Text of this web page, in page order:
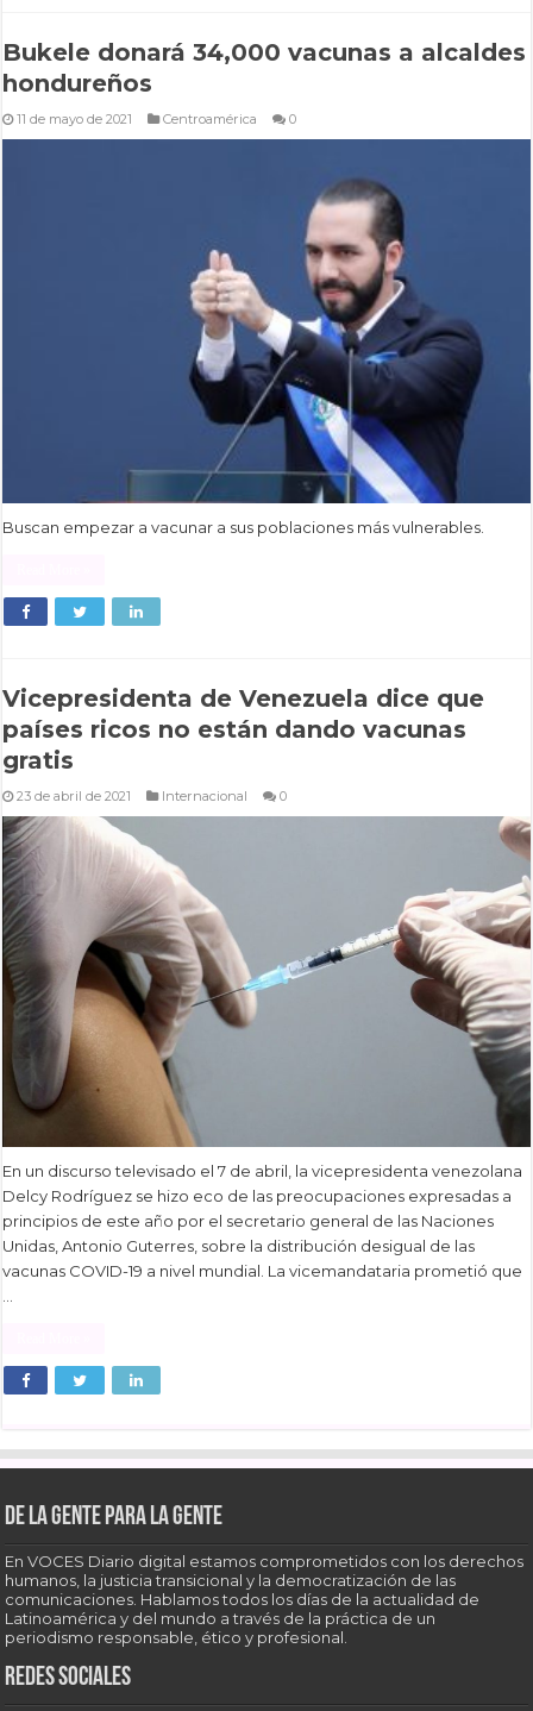
Bukele donará 34,000 vacunas a alcaldes
hondureños
11 de mayo de 2021 Centroamérica 0
Buscan empezar a vacunar a sus poblaciones más vulnerables.
Vicepresidenta de Venezuela dice que
países ricos no están dando vacunas
gratis
23 de abril de 2021 Internacional 0
En un discurso televisado el 7 de abril, la vicepresidenta venezolana
Delcy Rodríguez se hizo eco de las preocupaciones expresadas a
principios de este año por el secretario general de las Naciones
Unidas, Antonio Guterres, sobre la distribución desigual de las
vacunas COVID-19 a nivel mundial. La vicemandataria prometió que
De la gente para la gente
En VOCES Diario digital estamos comprometidos con los derechos
humanos, la justicia transicional y la democratización de las
comunicaciones. Hablamos todos los días de la actualidad de
Latinoamérica y del mundo a través de la práctica de un
periodismo responsable, ético y profesional.
Redes sociales